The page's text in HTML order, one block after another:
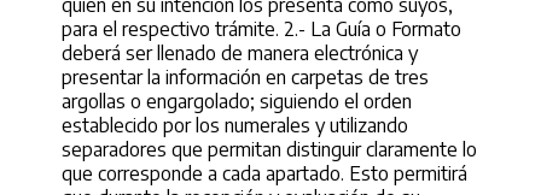
quien en su intención los presenta como suyos,
para el respectivo trámite. 2.- La Guía o Formato
deberá ser llenado de manera electrónica y
presentar la información en carpetas de tres
argollas o engargolado; siguiendo el orden
establecido por los numerales y utilizando
separadores que permitan distinguir claramente lo
que corresponde a cada apartado. Esto permitirá